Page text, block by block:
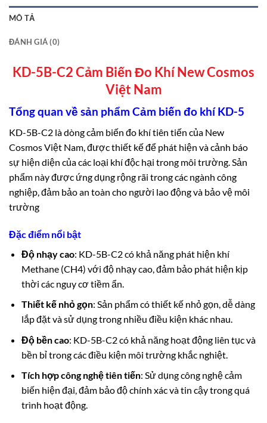
MÔ TẢ
ĐÁNH GIÁ (0)
KD-5B-C2 Cảm Biến Đo Khí New Cosmos
Việt Nam
Tổng quan về sản phẩm Cảm biến đo khí KD-5
KD-5B-C2 là dòng cảm biến đo khí tiên tiến của New
Cosmos Việt Nam, được thiết kế để phát hiện và cảnh báo
sự hiện diện của các loại khí độc hại trong môi trường. Sản
phẩm này được ứng dụng rộng rãi trong các ngành công
nghiệp, đảm bảo an toàn cho người lao động và bảo vệ môi
trường
Đặc điểm nổi bật
Độ nhạy cao: KD-5B-C2 có khả năng phát hiện khí
Methane (CH4) với độ nhạy cao, đảm bảo phát hiện kịp
thời các nguy cơ tiềm ẩn
Thiết kế nhỏ gọn: Sản phẩm có thiết kế nhỏ gọn, dễ dàng
lắp đặt và sử dụng trong nhiều điều kiện khác nhau.
Độ bền cao: KD-5B-C2 có khả năng hoạt động liên tục và
bền bỉ trong các điều kiện môi trường khắc nghiệt.
Tích hợp công nghệ tiên tiến: Sử dụng công nghệ cảm
biến hiện đại, đảm bảo độ chính xác và tin cậy trong quá
trình hoạt động.